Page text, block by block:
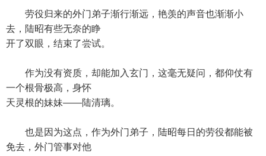
劳役归来的外门弟子渐行渐远，艳羡的声音也渐渐小
去，陆昭有些无奈的睁
开了双眼，结束了尝试。
作为没有资质，却能加入玄门，这毫无疑问，都仰仗有
一个根骨极高，身怀
天灵根的妹妹——陆清璃。
也是因为这点，作为外门弟子，陆昭每日的劳役都能被
免去，外门管事对他